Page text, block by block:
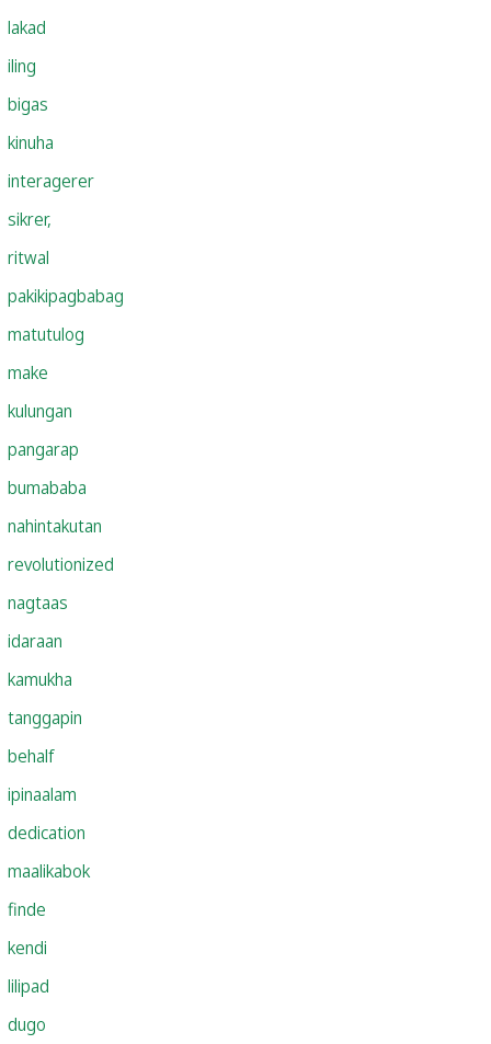
lakad
iling
bigas
kinuha
interagerer
sikrer,
ritwal
pakikipagbabag
matutulog
make
kulungan
pangarap
bumababa
nahintakutan
revolutionized
nagtaas
idaraan
kamukha
tanggapin
behalf
ipinaalam
dedication
maalikabok
finde
kendi
lilipad
dugo